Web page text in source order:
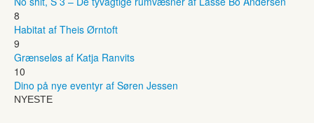
8
Habitat af Theis Ørntoft
9
Grænseløs af Katja Ranvits
10
Dino på nye eventyr af Søren Jessen
NYESTE